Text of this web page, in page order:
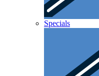
Specials